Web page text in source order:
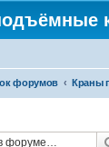
форумов Краны